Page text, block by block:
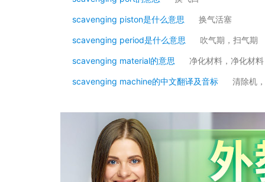
scavenging piston是什么意思 换气活塞
scavenging period是什么意思 吹气期，扫气期
scavenging material的意思 净化材料，净化材料
scavenging machine的中文翻译及音标 清除机